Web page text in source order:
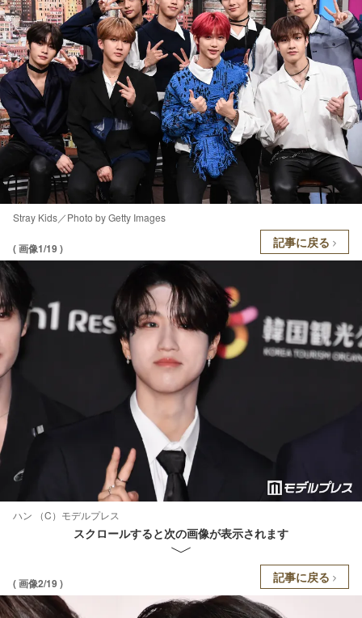
Stray Kids／Photo by Getty Images
( 画像1/19 ) 記事に戻る
ハン （C）モデルプレス
スクロールすると次の画像が表示されます
( 画像2/19 ) 記事に戻る